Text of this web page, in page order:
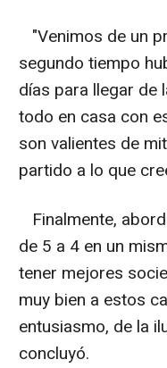
"Venimos de un
segundo tiempo
días para llegar de
todo en casa con
son valientes de
partido a lo que
Finalmente,
de 5 a 4 en un
tener mejores
muy bien a estos
entusiasmo, de la
concluyó.